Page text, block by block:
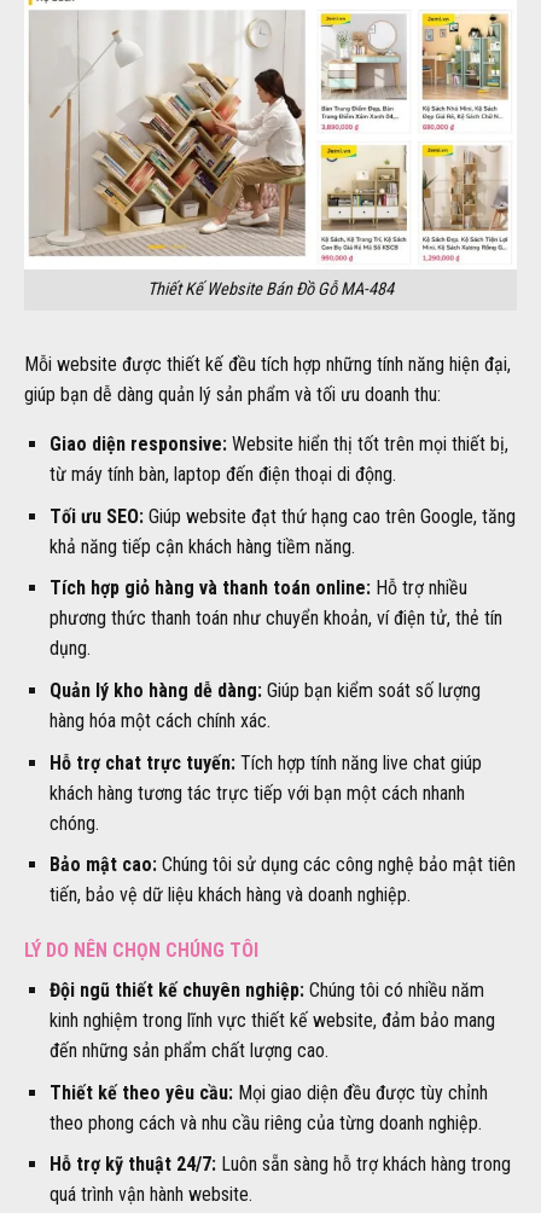
Thiết Kế Website Bán Đồ Gỗ MA-484
Mỗi website được thiết kế đều tích hợp những tính năng hiện đại,
giúp bạn dễ dàng quản lý sản phẩm và tối ưu doanh thu:
Giao diện responsive:Website hiển thị tốt trên mọi thiết bị,
từ máy tính bàn, laptop đến điện thoại di động.
Tối ưu SEO:Giúp website đạt thứ hạng cao trên Google, tăng
khả năng tiếp cận khách hàng tiềm năng.
Tích hợp giỏ hàng và thanh toán online:Hỗ trợ nhiều
phương thức thanh toán như chuyển khoản, ví điện tử, thẻ tín
dụng.
Quản lý kho hàng dễ dàng:Giúp bạn kiểm soát số lượng
hàng hóa một cách chính xác.
Hỗ trợ chat trực tuyến:Tích hợp tính năng live chat giúp
khách hàng tương tác trực tiếp với bạn một cách nhanh
chóng.
Bảo mật cao:Chúng tôi sử dụng các công nghệ bảo mật tiên
tiến, bảo vệ dữ liệu khách hàng và doanh nghiệp.
LÝ DO NÊN CHỌN CHÚNG TÔI
Đội ngũ thiết kế chuyên nghiệp:Chúng tôi có nhiều năm
kinh nghiệm trong lĩnh vực thiết kế website, đảm bảo mang
đến những sản phẩm chất lượng cao.
Thiết kế theo yêu cầu:Mọi giao diện đều được tùy chỉnh
theo phong cách và nhu cầu riêng của từng doanh nghiệp.
Hỗ trợ kỹ thuật 24/7:Luôn sẵn sàng hỗ trợ khách hàng trong
quá trình vận hành website.